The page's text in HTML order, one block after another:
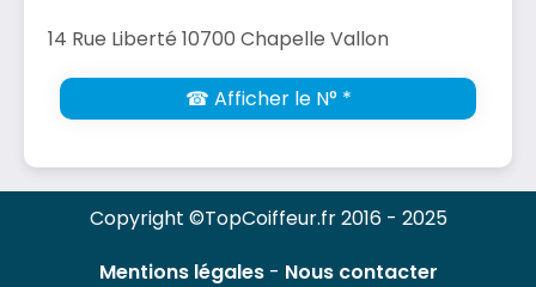
14 Rue Liberté 10700 Chapelle Vallon
☎ Afficher le N° *
Copyright ©TopCoiffeur.fr 2016 - 2025
Mentions légales- Nous contacter